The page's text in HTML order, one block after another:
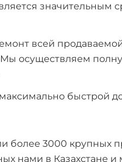
значительным
всей продаваемой
осуществляем
быстрой
более 3000 крупных
в Казахстане и